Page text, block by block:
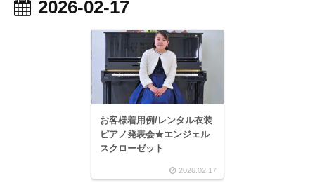
2026-02-17
お客様着用例/レンタル衣装
ピアノ発表会★エンジェル
スクローゼット
2026.02.17